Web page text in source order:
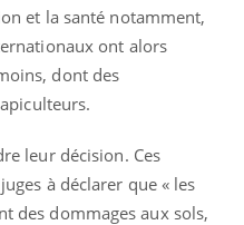
et la santé notamment,
ont alors
dont des
leur décision. Ces
à déclarer que « les
des dommages aux sols,